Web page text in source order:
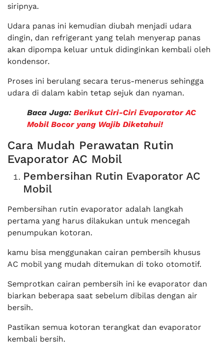
siripnya.
Udara panas ini kemudian diubah menjadi udara
dingin, dan refrigerant yang telah menyerap panas
akan dipompa keluar untuk didinginkan kembali oleh
kondensor.
Proses ini berulang secara terus-menerus sehingga
udara di dalam kabin tetap sejuk dan nyaman.
Baca Juga: Berikut Ciri-Ciri Evaporator AC
Mobil Bocor yang Wajib Diketahui!
Cara Mudah Perawatan Rutin
Evaporator AC Mobil
Pembersihan Rutin Evaporator AC
Mobil
Pembersihan rutin evaporator adalah langkah
pertama yang harus dilakukan untuk mencegah
penumpukan kotoran.
kamu bisa menggunakan cairan pembersih khusus
AC mobil yang mudah ditemukan di toko otomotif.
Semprotkan cairan pembersih ini ke evaporator dan
biarkan beberapa saat sebelum dibilas dengan air
bersih.
Pastikan semua kotoran terangkat dan evaporator
kembali bersih.